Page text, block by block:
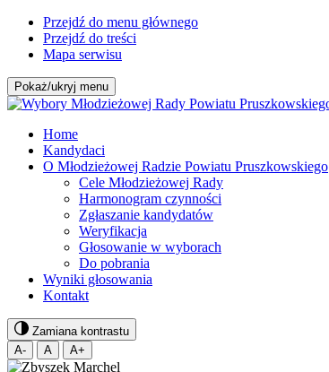
Przejdź do menu głównego
Przejdź do treści
Mapa serwisu
Pokaż/ukryj menu
Home
Kandydaci
O Młodzieżowej Radzie Powiatu Pruszkowskiego
Cele Młodzieżowej Rady
Harmonogram czynności
Zgłaszanie kandydatów
Weryfikacja
Głosowanie w wyborach
Do pobrania
Wyniki głosowania
Kontakt
Zamiana kontrastu
A-
A A+